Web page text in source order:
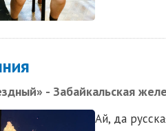
- Забайкальская
Ай, да